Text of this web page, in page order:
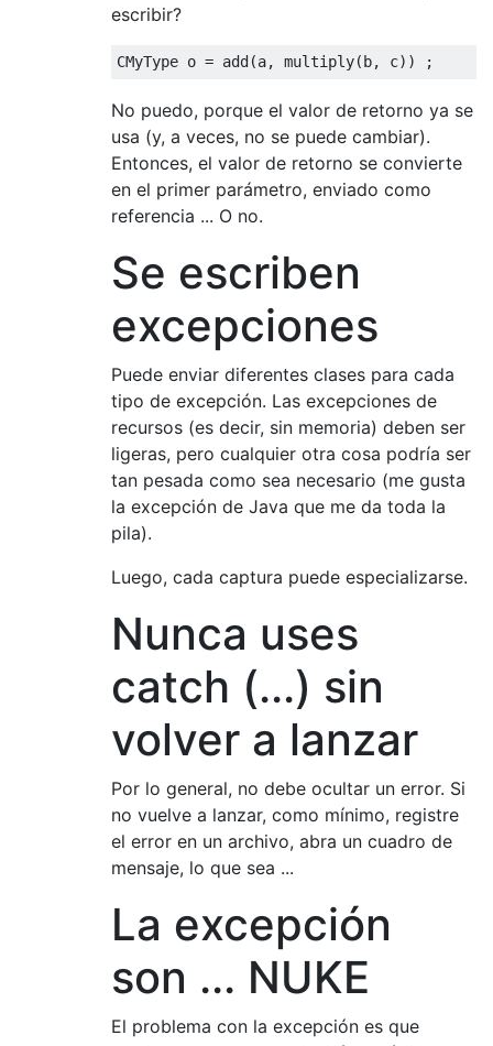
escribir?
No puedo, porque el valor de retorno ya se
usa (y, a veces, no se puede cambiar).
Entonces, el valor de retorno se convierte
en el primer parámetro, enviado como
referencia ... O no.
Se escriben
excepciones
Puede enviar diferentes clases para cada
tipo de excepción. Las excepciones de
recursos (es decir, sin memoria) deben ser
ligeras, pero cualquier otra cosa podría ser
tan pesada como sea necesario (me gusta
la excepción de Java que me da toda la
pila).
Luego, cada captura puede especializarse.
Nunca uses
catch (...) sin
volver a lanzar
Por lo general, no debe ocultar un error. Si
no vuelve a lanzar, como mínimo, registre
el error en un archivo, abra un cuadro de
mensaje, lo que sea ...
La excepción
son ... NUKE
El problema con la excepción es que